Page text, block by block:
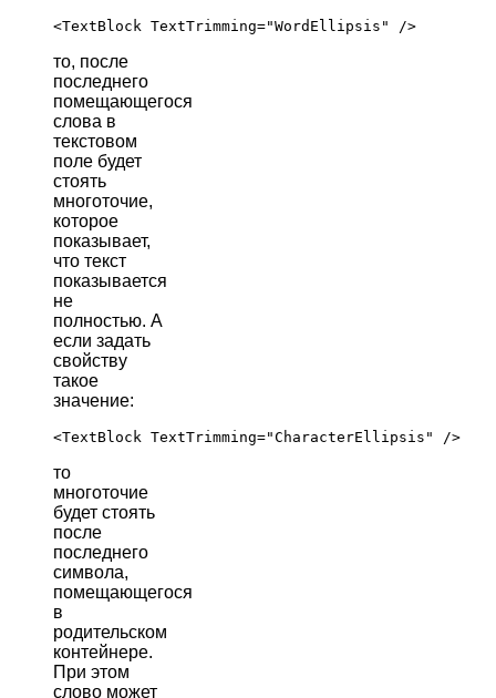
то, после
последнего
помещающегося
слова в
текстовом
поле будет
стоять
многоточие,
которое
показывает,
что текст
показывается
не
полностью. А
если задать
свойству
такое
значение:
то
многоточие
будет стоять
после
последнего
символа,
помещающегося
в
родительском
контейнере.
При этом
слово может